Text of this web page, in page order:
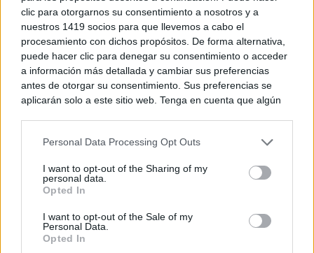
clic para otorgarnos su consentimiento a nosotros y a
nuestros 1419 socios para que llevemos a cabo el
procesamiento con dichos propósitos. De forma alternativa,
puede hacer clic para denegar su consentimiento o acceder
a información más detallada y cambiar sus preferencias
antes de otorgar su consentimiento. Sus preferencias se
aplicarán solo a este sitio web. Tenga en cuenta que algún
rechazar tal procesamiento. Puede cambiar sus preferencias
a este sitio y haciendo clic en el botón "Privacidad" en la
parte inferior de la página web.
Please note that this website/app uses one or more Google
services and may gather and store information including but
not limited to your visit or usage behaviour. You may click to
Personal Data Processing Opt Outs
I want to opt-out of the Sharing of my
personal data.
Opted In
I want to opt-out of the Sale of my
Personal Data.
Opted In
Encuentro, Phytoma reafirma su compromiso con la
transferencia de conocimiento de vanguardia.